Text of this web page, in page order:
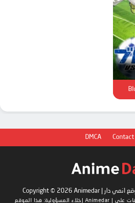
DMCA Contact
على